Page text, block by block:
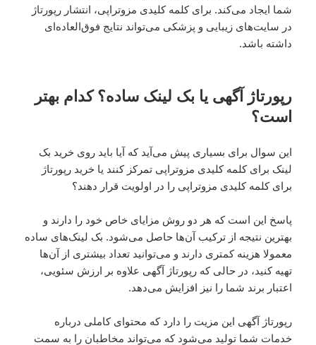
شما ایجاد می‌کند. برای کلمه کلیدی مزوتراپی، انتشار رپورتاژ
در سایت‌های زیبایی و پزشکی می‌تواند نتایج فوق‌العاده‌ای
داشته باشد.
رپورتاژ آگهی یا بک لینک ساده؟ کدام بهتر
است؟
این سوال برای بسیاری پیش می‌آید که آیا باید روی خرید بک
لینک برای کلمه کلیدی مزوتراپی تمرکز کنند یا خرید رپورتاژ
برای کلمه کلیدی مزوتراپی را در اولویت قرار دهند؟
پاسخ این است که هر دو روش مزایای خاص خود را دارند و
بهترین نتیجه از ترکیب آن‌ها حاصل می‌شود. بک لینک‌های ساده
معمولا هزینه کمتری دارند و می‌توانید تعداد بیشتری از آن‌ها
تهیه کنید، در حالی که رپورتاژ آگهی علاوه بر ارزش سئویی،
اعتبار برند شما را نیز افزایش می‌دهد.
رپورتاژ آگهی این مزیت را دارد که محتوای کاملی درباره
خدمات شما تولید می‌شود که می‌تواند مخاطبان را به سمت